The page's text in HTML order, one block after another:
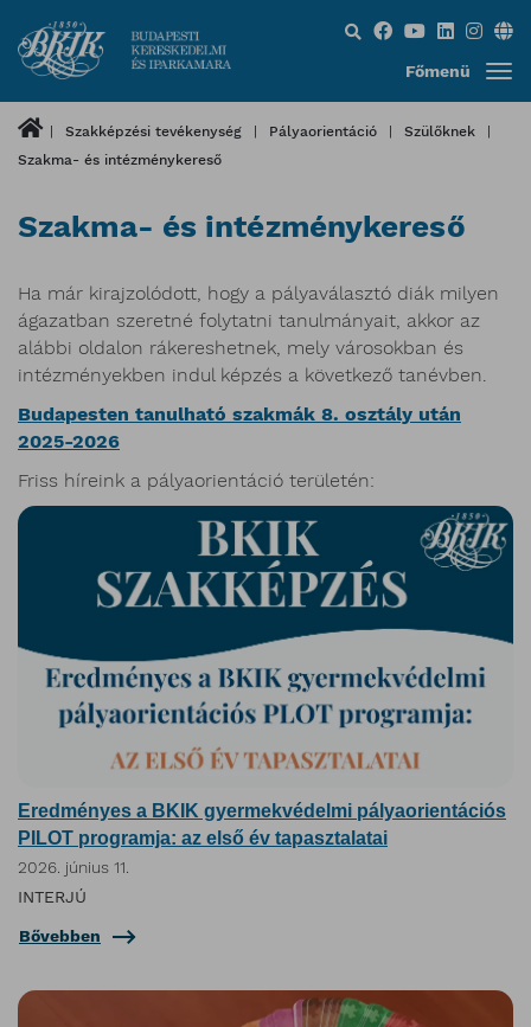
Keresés...
Főmenü
Szakképzési tevékenység Pályaorientáció
Szülőknek
Szakma- és intézménykereső
Szakma- és intézménykereső
Ha már kirajzolódott, hogy a pályaválasztó diák milyen
ágazatban szeretné folytatni tanulmányait, akkor az
alábbi oldalon rákereshetnek, mely városokban és
intézményekben indul képzés a következő tanévben.
Budapesten tanulható szakmák 8. osztály után
2025-2026
Friss híreink a pályaorientáció területén:
Eredményes a BKIK gyermekvédelmi pályaorientációs
PILOT programja: az első év tapasztalatai
2026. június 11.
INTERJÚ
Bővebben